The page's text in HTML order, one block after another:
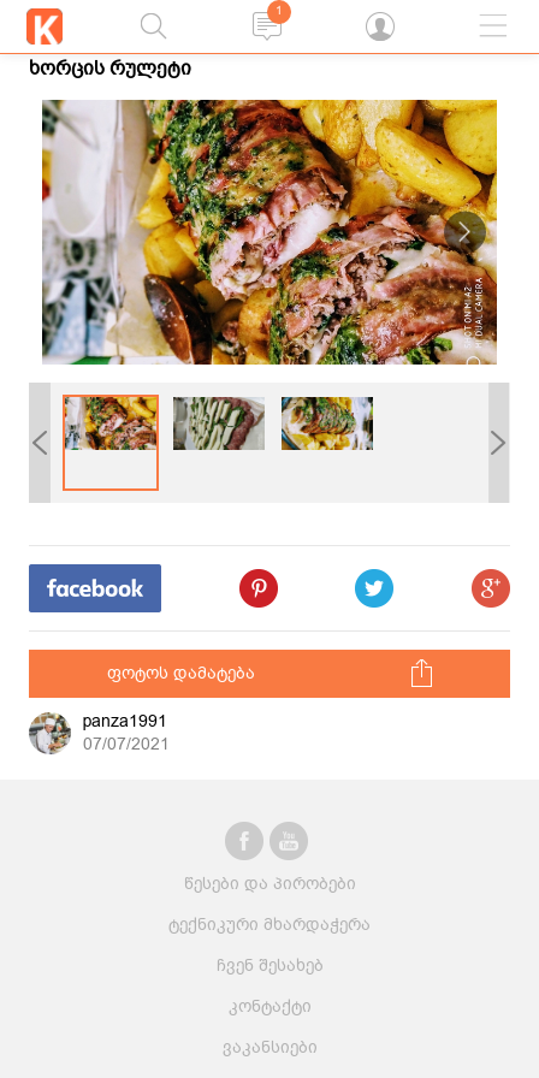
1
ხორცის რულეტი
ფოტოს დამატება
panza1991
07/07/2021
ჩვენ შესახებ
კონტაქტი
ვაკანსიები
წესები და პირობები
ტექნიკური მხარდაჭერა